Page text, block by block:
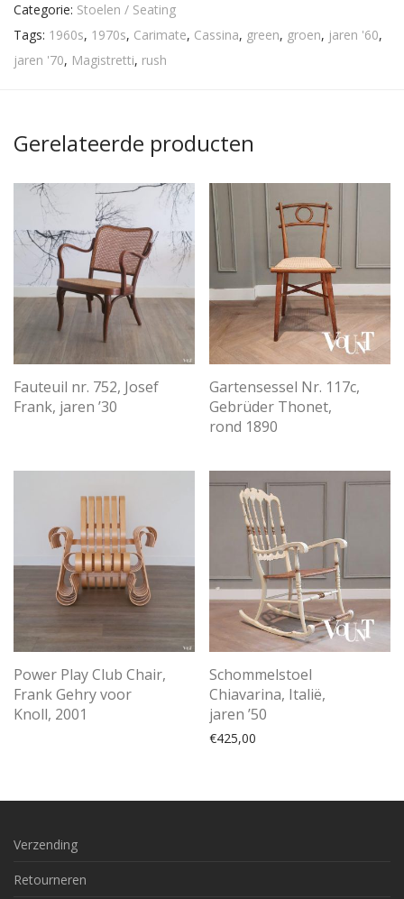
Categorie: Stoelen / Seating
Tags: 1960s, 1970s, Carimate, Cassina, green, groen, jaren '60,
jaren '70, Magistretti, rush
Gerelateerde producten
Fauteuil nr. 752, Josef
Frank, jaren ’30
Gartensessel Nr. 117c,
Gebrüder Thonet,
rond 1890
Power Play Club Chair,
Frank Gehry voor
Knoll, 2001
Schommelstoel
Chiavarina, Italië,
jaren ’50
€425,00
Verzending
Retourneren